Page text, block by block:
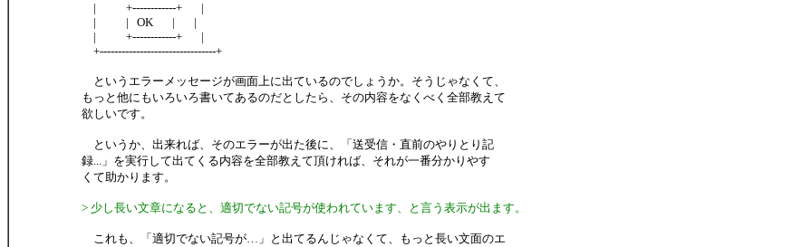
| +------------+ |
| | OK | |
| +------------+ |
+--------------------------------+
というエラーメッセージが画面上に出ているのでしょうか。そうじゃなくて、
もっと他にもいろいろ書いてあるのだとしたら、その内容をなくべく全部教えて
欲しいです。
というか、出来れば、そのエラーが出た後に、「送受信・直前のやりとり記
録...」を実行して出てくる内容を全部教えて頂ければ、それが一番分かりやす
くて助かります。
> 少し長い文章になると、適切でない記号が使われています、と言う表示が出ます。
これも、「適切でない記号が…」と出てるんじゃなくて、もっと長い文面のエ